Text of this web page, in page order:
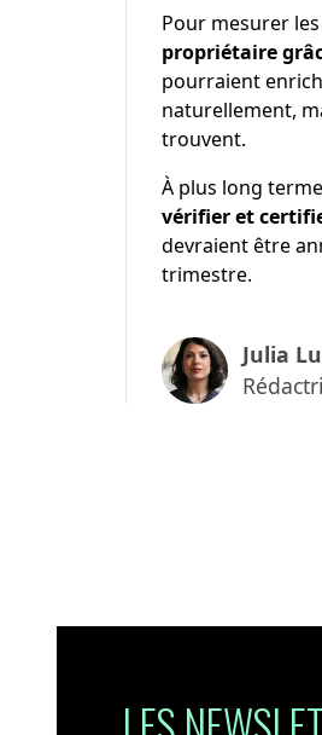
Pour mesurer
propriétaire
pourraient
naturellement,
trouvent.
À plus long
vérifier et
devraient être
trimestre.
Julia